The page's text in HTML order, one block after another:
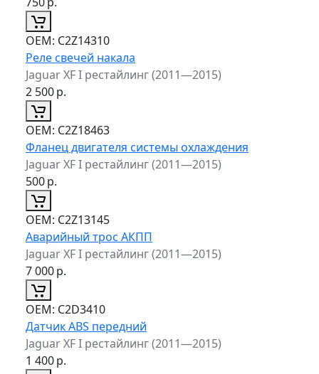
ОЕМ: C2Z14310
Реле свечей накала
Jaguar XF I рестайлинг (2011—2015)
2 500р.
ОЕМ: C2Z18463
Фланец двигателя системы охлаждения
Jaguar XF I рестайлинг (2011—2015)
500р.
ОЕМ: C2Z13145
Аварийный трос АКПП
Jaguar XF I рестайлинг (2011—2015)
7 000р.
ОЕМ: C2D3410
Датчик ABS передний
Jaguar XF I рестайлинг (2011—2015)
1 400р.